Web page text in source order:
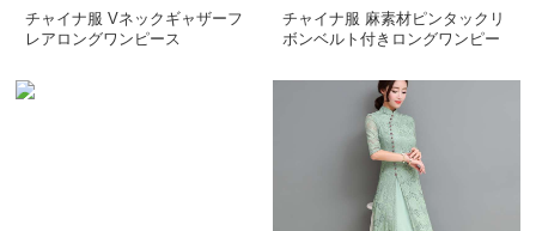
チャイナ服 Vネックギャザーフ
レアロングワンピース
チャイナ服 麻素材ピンタックリ
ボンベルト付きロングワンピー